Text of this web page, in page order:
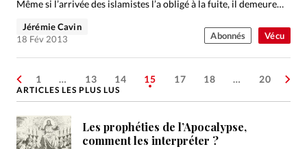
Vécu
Même si l’arrivée des islamistes l’a obligé à la fuite, il demeure…
Jérémie Cavin
18 Fév 2013
Abonnés
1 … 13 14 15 17 18 … 20
ARTICLES LES PLUS LUS
Les prophéties de l’Apocalypse,
comment les interpréter ?